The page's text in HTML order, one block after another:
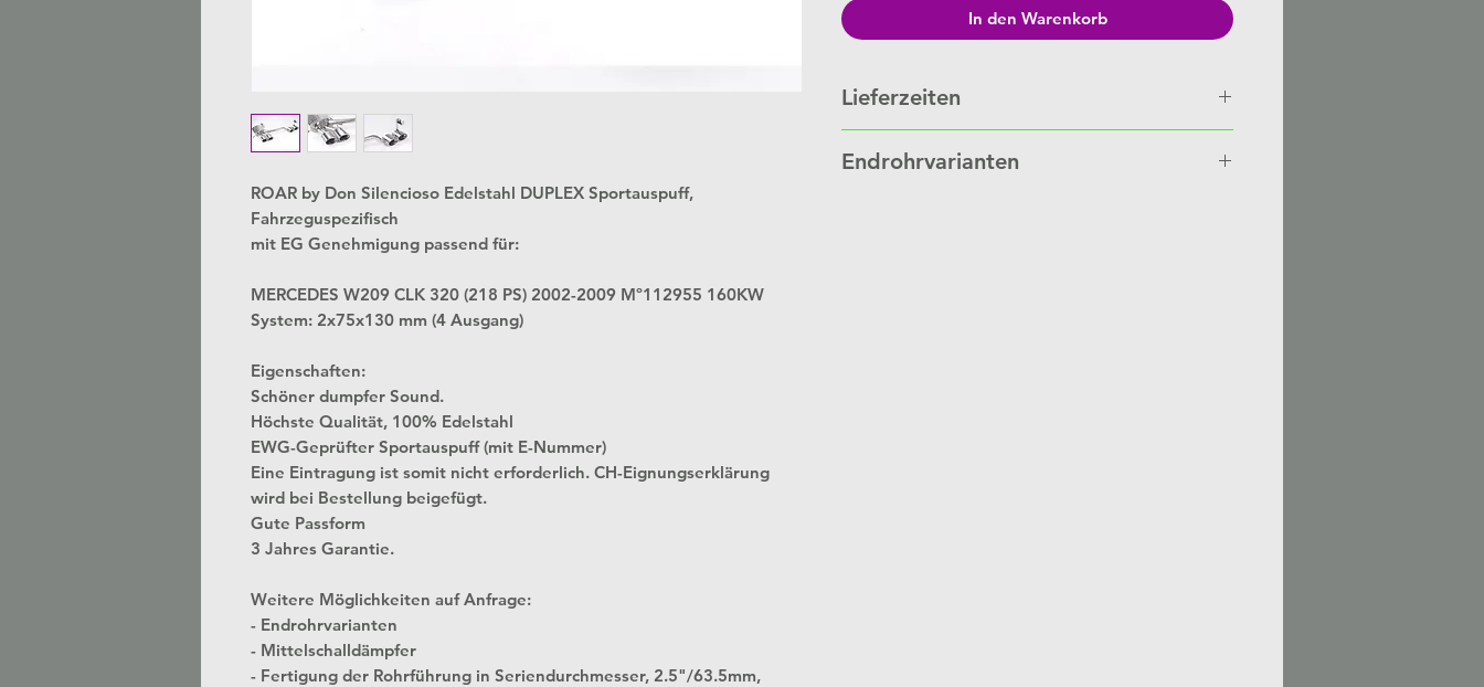
ROAR by Don Silencioso Edelstahl DUPLEX Sportauspuff,
Fahrzeguspezifisch
mit EG Genehmigung passend für:
MERCEDES W209 CLK 320 (218 PS) 2002-2009 Mº112955 160KW
System: 2x75x130 mm (4 Ausgang)
Eigenschaften:
Schöner dumpfer Sound.
Höchste Qualität, 100% Edelstahl
EWG-Geprüfter Sportauspuff (mit E-Nummer)
Eine Eintragung ist somit nicht erforderlich. CH-Eignungserklärung
wird bei Bestellung beigefügt.
Gute Passform
3 Jahres Garantie.
Weitere Möglichkeiten auf Anfrage:
- Endrohrvarianten
- Mittelschalldämpfer
- Fertigung der Rohrführung in Seriendurchmesser, 2.5"/63.5mm,
In den Warenkorb
Lieferzeiten
Bestellung.
Endrohrvarianten